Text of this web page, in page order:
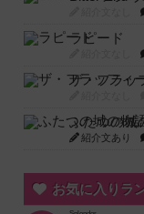
ラピード
ザ・フラッ
ふたつの城
紹介文あり
お気に入りラ